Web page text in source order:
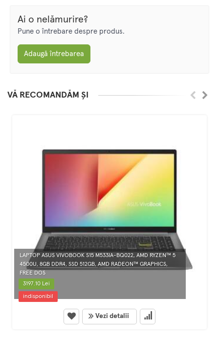
Ai o nelămurire?
Pune o întrebare despre produs.
Adaugă întrebarea
VĂ RECOMANDĂM ȘI
LAPTOP ASUS VIVOBOOK S15 M533IA-BQ022, AMD RYZEN™ 5
4500U, 8GB DDR4, SSD 512GB, AMD RADEON™ GRAPHICS,
FREE DOS
3197.10 Lei
indisponibil
Vezi detalii